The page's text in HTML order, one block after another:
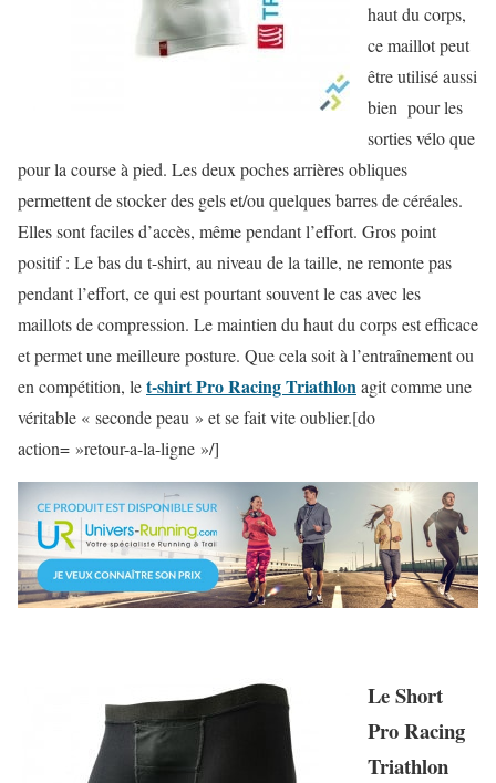
haut du corps,
ce maillot peut
être utilisé aussi
bien pour les
sorties vélo que
pour la course à pied. Les deux poches arrières obliques
permettent de stocker des gels et/ou quelques barres de céréales.
Elles sont faciles d’accès, même pendant l’effort. Gros point
positif : Le bas du t-shirt, au niveau de la taille, ne remonte pas
pendant l’effort, ce qui est pourtant souvent le cas avec les
maillots de compression. Le maintien du haut du corps est efficace
et permet une meilleure posture. Que cela soit à l’entraînement ou
en compétition, let-shirt Pro Racing Triathlon agit comme une
véritable « seconde peau » et se fait vite oublier.[do
action= »retour-a-la-ligne »/]
Le Short
Pro Racing
Triathlon